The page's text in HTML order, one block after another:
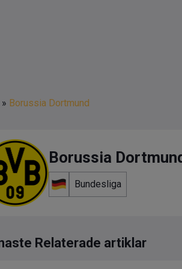
» Borussia Dortmund
Borussia
Bundesliga
Relaterade artiklar